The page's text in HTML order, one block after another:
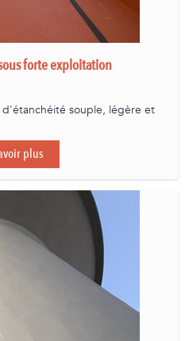
forte exploitation
souple, légère et
plus